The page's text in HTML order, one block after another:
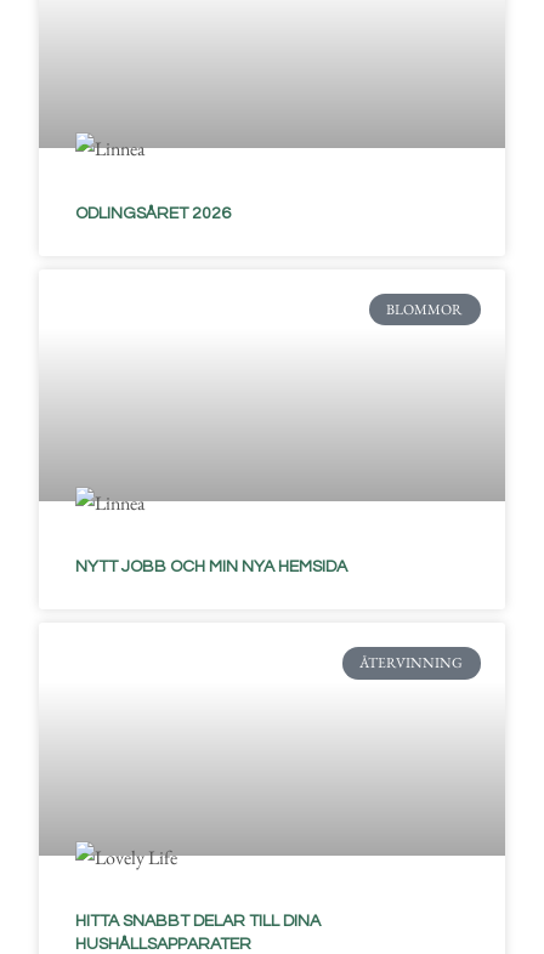
ODLINGSÅRET 2026
BLOMMOR
NYTT JOBB OCH MIN NYA HEMSIDA
ÅTERVINNING
HITTA SNABBT DELAR TILL DINA
HUSHÅLLSAPPARATER